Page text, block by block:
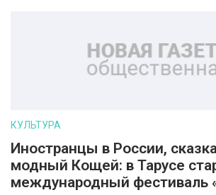
КУЛЬТУРА
Иностранцы в России,
модный Кощей: в Тарусе
международный фестиваль